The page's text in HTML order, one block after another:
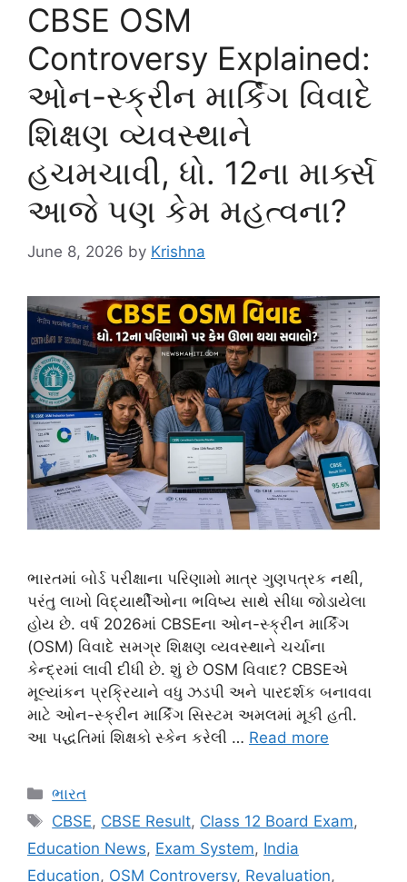
CBSE OSM
Controversy Explained:
ઓન-સ્ક્રીન માર્કિંગ વિવાદે
શિક્ષણ વ્યવસ્થાને
હચમચાવી, ધો. 12ના માર્ક્સ
આજે પણ કેમ મહત્વના?
June 8, 2026 by Krishna
ભારતમાં બોર્ડ પરીક્ષાના પરિણામો માત્ર ગુણપત્રક નથી,
પરંતુ લાખો વિદ્યાર્થીઓના ભવિષ્ય સાથે સીધા જોડાયેલા
હોય છે. વર્ષ 2026માં CBSEના ઓન-સ્ક્રીન માર્કિંગ
(OSM) વિવાદે સમગ્ર શિક્ષણ વ્યવસ્થાને ચર્ચાના
કેન્દ્રમાં લાવી દીધી છે. શું છે OSM વિવાદ? CBSEએ
મૂલ્યાંકન પ્રક્રિયાને વધુ ઝડપી અને પારદર્શક બનાવવા
માટે ઓન-સ્ક્રીન માર્કિંગ સિસ્ટમ અમલમાં મૂકી હતી.
આ પદ્ધતિમાં શિક્ષકો સ્કેન કરેલી … Read more
Categories
ભારત
Tags
CBSE, CBSE Result, Class 12 Board Exam,
Education News, Exam System, India
Education, OSM Controversy, Revaluation,